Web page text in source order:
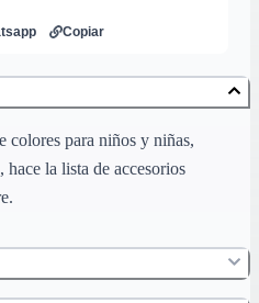
Copiar
colores para niños y niñas,
hace la lista de accesorios